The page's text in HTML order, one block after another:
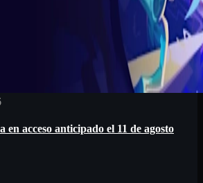
acceso anticipado el 11 de agosto